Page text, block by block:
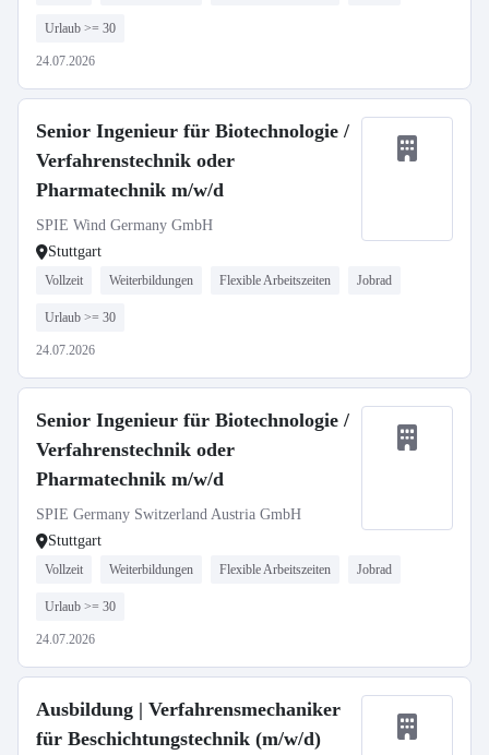
Urlaub >= 30
24.07.2026
Senior Ingenieur für Biotechnologie /
Verfahrenstechnik oder
Pharmatechnik m/w/d
SPIE Wind Germany GmbH
Stuttgart
Vollzeit Weiterbildungen Flexible Arbeitszeiten Jobrad
Urlaub >= 30
24.07.2026
Senior Ingenieur für Biotechnologie /
Verfahrenstechnik oder
Pharmatechnik m/w/d
SPIE Germany Switzerland Austria GmbH
Stuttgart
Vollzeit Weiterbildungen Flexible Arbeitszeiten Jobrad
Urlaub >= 30
24.07.2026
Ausbildung | Verfahrensmechaniker
für Beschichtungstechnik (m/w/d)